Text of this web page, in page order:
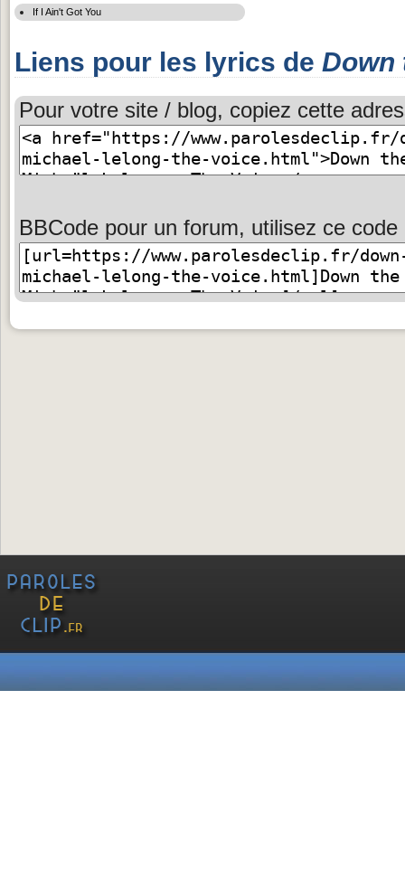
If I Ain't Got You
Liens pour les lyrics de Down
Pour votre site / blog, copiez cette
BBCode pour un forum, utilisez ce code